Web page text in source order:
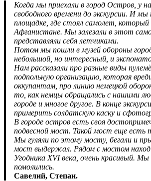
Когда мы приехали в город Остров, у
свободного времени до экскурсии. И мы
площадке, где стоял самолет, который
Афганистане. Мы залезали в этот
представляли себя летчиками.
Потом мы пошли в музей обороны
небольшой, но интересный, и
Нам рассказали про разные виды
подпольную организацию, которая
оккупантам, про линию немецкой
то, как немцы обращались с нашими
городе и многое другое. В конце
примерить солдатскую каску и
В городе остров есть своя
подвесной мост. Такой мост еще есть
Мы гуляли по этому мосту, бегали и
мост выдержал. Рядом с мостом
Угодника XVI века, очень красивый. Мы
помолились.
Савелий, Степан.